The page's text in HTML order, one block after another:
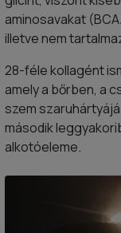
aminosavakat
illetve nem
28-féle kollagént
amely a bőrben, a
szem
második
alkotóeleme.